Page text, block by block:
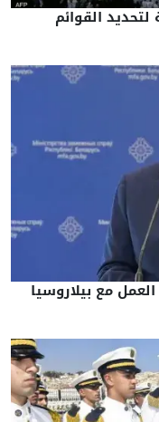
القرعة لتحديد القوائم
مع بيلاروسيا